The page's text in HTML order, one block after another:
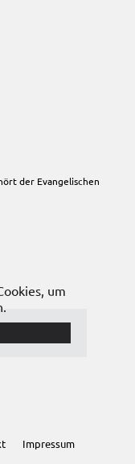
der Evangelischen
um
Impressum